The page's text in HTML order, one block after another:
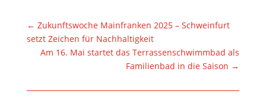
← Zukunftswoche Mainfranken 2025 – Schweinfurt
setzt Zeichen für Nachhaltigkeit
Am 16. Mai startet das Terrassenschwimmbad als
Familienbad in die Saison →